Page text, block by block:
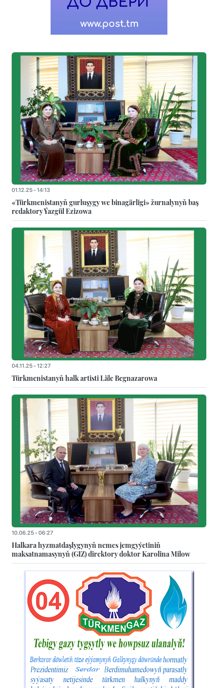
01.12.25 - 14:13
«Türkmenistanyň gurluşygy we binagärligi» žurnalynyň baş
redaktory Ýazgül Ezizowa
04.11.25 - 12:27
Türkmenistanyň halk artisti Läle Begnazarowa
10.06.25 - 06:27
Halkara hyzmatdaşlygynyň nemes jemgyýetiniň
maksatnamasynyň (GIZ) direktory doktor Karolina Milow